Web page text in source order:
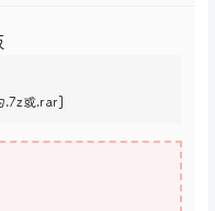
或.rar]